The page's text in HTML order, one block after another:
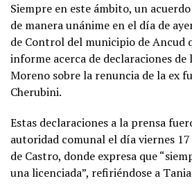
Siempre en este ámbito, un
de manera unánime en el día de
de Control del municipio de Ancud
informe acerca de declaraciones de
Moreno sobre la renuncia de la ex
Cherubini.
Estas declaraciones a la prensa
autoridad comunal el día viernes
de Castro, donde expresa que
una licenciada”, refiriéndose a